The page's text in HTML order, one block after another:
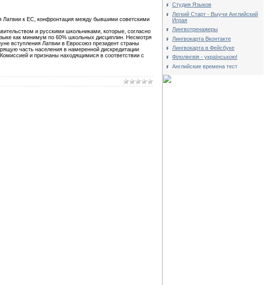
Латвии к ЕС, конфронтация между бывшими советскими
и русскими школьниками, которые, согласно
как минимум по 60% школьных дисциплин. Несмотря
вступления Латвии в Евросоюз президент страны
часть населения в намеренной дискредитации
и признаны находящимися в соответствии с
Студия Языков
Легкий Старт - Выучи Английский
Играя
Лингвотренажеры
Лингвокарта Вконтакте
Лингвокарта в Фейсбуке
Філолінгвія - українською!
Английские времена тест